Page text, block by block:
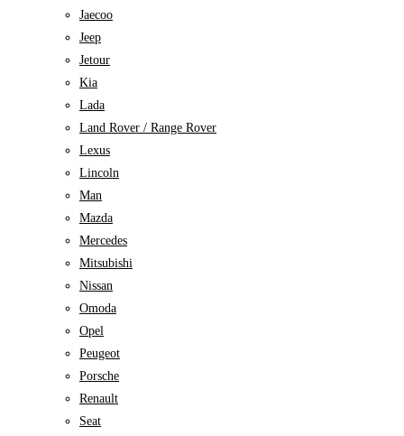
Jaecoo
Jeep
Jetour
Kia
Lada
Land Rover / Range Rover
Lexus
Lincoln
Man
Mazda
Mercedes
Mitsubishi
Nissan
Omoda
Opel
Peugeot
Porsche
Renault
Seat